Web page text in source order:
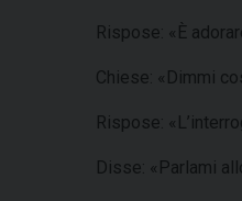
Rispose: «È
Chiese: «Dimmi
Rispose:
Disse: «Parlami